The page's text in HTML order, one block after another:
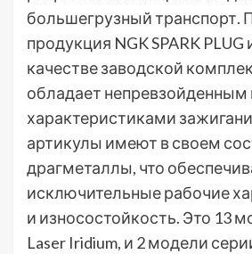
большегрузный транспорт.
продукция NGK SPARK PLUG
качестве заводской
обладает непревзойденным
характеристиками
артикулы имеют в своем
драгметаллы, что
исключительные рабочие
и износостойкость. Это 13
Laser Iridium, и 2 модели